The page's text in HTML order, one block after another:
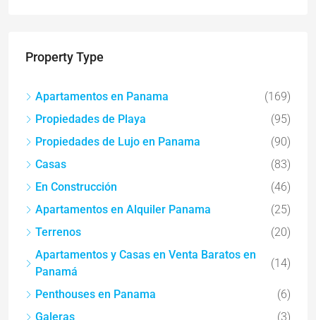
Property Type
Apartamentos en Panama
(169)
Propiedades de Playa
(95)
Propiedades de Lujo en Panama
(90)
Casas
(83)
En Construcción
(46)
Apartamentos en Alquiler Panama
(25)
Terrenos
(20)
Apartamentos y Casas en Venta Baratos en
Panamá
(14)
Penthouses en Panama
(6)
Galeras
(3)